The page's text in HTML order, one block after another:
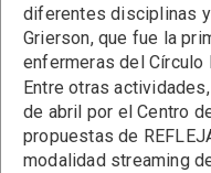
diferentes disciplinas
Grierson, que fue la
enfermeras del Círculo
Entre otras
de abril por el Centro
propuestas de
modalidad streaming